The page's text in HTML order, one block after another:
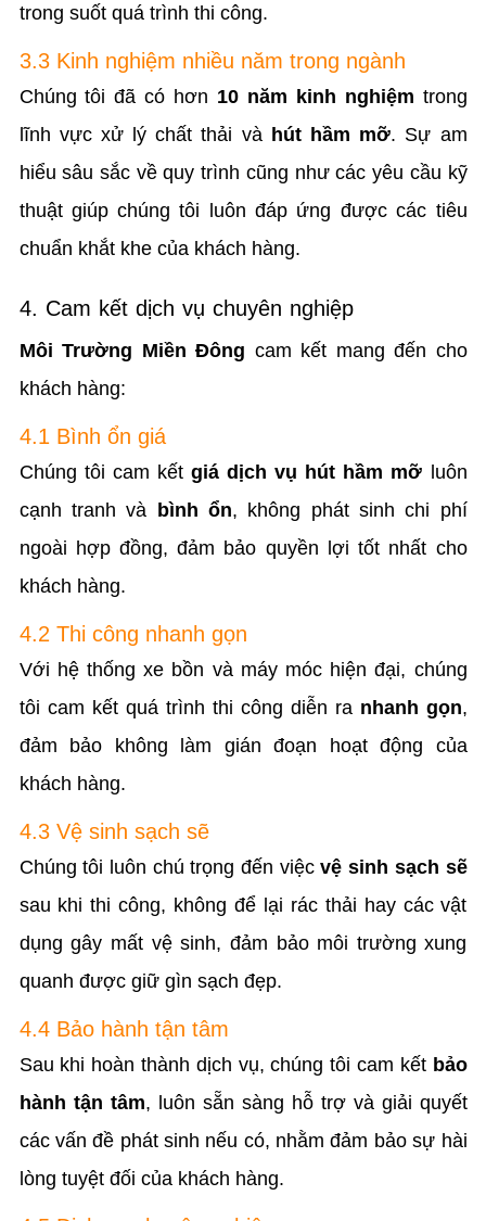
trong suốt quá trình thi công.
3.3 Kinh nghiệm nhiều năm trong ngành
Chúng tôi đã có hơn 10 năm kinh nghiệm trong
lĩnh vực xử lý chất thải và hút hầm mỡ. Sự am
hiểu sâu sắc về quy trình cũng như các yêu cầu kỹ
thuật giúp chúng tôi luôn đáp ứng được các tiêu
chuẩn khắt khe của khách hàng.
4. Cam kết dịch vụ chuyên nghiệp
Môi Trường Miền Đông cam kết mang đến cho
khách hàng:
4.1 Bình ổn giá
Chúng tôi cam kết giá dịch vụ hút hầm mỡ luôn
cạnh tranh và bình ổn, không phát sinh chi phí
ngoài hợp đồng, đảm bảo quyền lợi tốt nhất cho
khách hàng.
4.2 Thi công nhanh gọn
Với hệ thống xe bồn và máy móc hiện đại, chúng
tôi cam kết quá trình thi công diễn ra nhanh gọn,
đảm bảo không làm gián đoạn hoạt động của
khách hàng.
4.3 Vệ sinh sạch sẽ
Chúng tôi luôn chú trọng đến việcvệ sinh sạch sẽ
sau khi thi công, không để lại rác thải hay các vật
dụng gây mất vệ sinh, đảm bảo môi trường xung
quanh được giữ gìn sạch đẹp.
4.4 Bảo hành tận tâm
Sau khi hoàn thành dịch vụ, chúng tôi cam kết bảo
hành tận tâm, luôn sẵn sàng hỗ trợ và giải quyết
các vấn đề phát sinh nếu có, nhằm đảm bảo sự hài
lòng tuyệt đối của khách hàng.